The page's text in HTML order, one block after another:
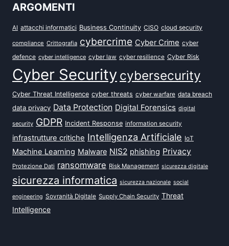
ARGOMENTI
AI attacchi informatici Business Continuity CISO cloud security
compliance Crittografia cybercrime Cyber Crime cyber
defence cyber intelligence cyber law cyber resilience Cyber Risk
Cyber Security cybersecurity
Cyber Threat Intelligence cyber threats cyber warfare data breach
data privacy Data Protection Digital Forensics digital
security GDPR Incident Response information security
infrastrutture critiche Intelligenza Artificiale IoT
Machine Learning Malware NIS2 phishing Privacy
Protezione Dati ransomware Risk Management sicurezza digitale
sicurezza informatica sicurezza nazionale social
engineering Sovranità Digitale Supply Chain Security Threat
Intelligence